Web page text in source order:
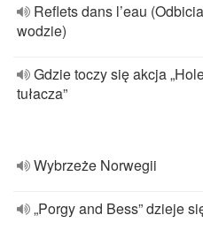
Reflets dans l’eau
wodzie)
Gdzie toczy się akcja
tułacza”
Wybrzeże Norwegii
„Porgy and Bess” dzieje